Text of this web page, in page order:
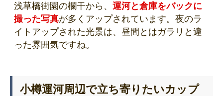
浅草橋街園の欄干から、 運河と倉庫をバックに
撮った写真が多くアップされています。夜のラ
イトアップされた光景は、昼間とはガラリと違
った雰囲気ですね。
小樽運河周辺で立ち寄りたいカップ